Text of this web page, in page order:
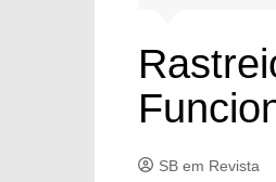
SB em Revista